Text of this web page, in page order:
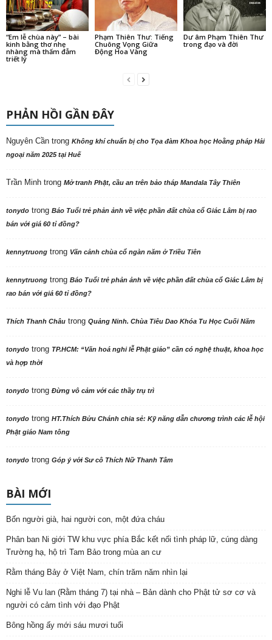
“Em lễ chùa này” – bài
kinh bằng thơ nhẹ
nhàng mà thấm đẫm
triết lý
Phạm Thiên Thư: Tiếng
Chuông Vọng Giữa
Động Hoa Vàng
Dư âm Phạm Thiên Thư
trong đạo và đời
PHẢN HỒI GẦN ĐÂY
Nguyên Cần trong Không khí chuẩn bị cho Tọa đàm Khoa học Hoằng pháp Hải
ngoại năm 2025 tại Huế
Trần Minh trong Mở tranh Phật, cầu an trên bảo tháp Mandala Tây Thiên
tonydo trong Báo Tuổi trẻ phản ảnh về việc phần đất chùa cổ Giác Lâm bị rao
bán với giá 60 tỉ đồng?
kennytruong trong Vãn cảnh chùa cổ ngàn năm ở Triều Tiên
kennytruong trong Báo Tuổi trẻ phản ảnh về việc phần đất chùa cổ Giác Lâm bị
rao bán với giá 60 tỉ đồng?
Thích Thanh Châu trong Quảng Ninh. Chùa Tiêu Dao Khóa Tu Học Cuối Năm
tonydo trong TP.HCM: “Văn hoá nghi lễ Phật giáo” cần có nghệ thuật, khoa học
và hợp thời
tonydo trong Đừng vô cảm với các thầy trụ trì
tonydo trong HT.Thích Bửu Chánh chia sẻ: Kỹ năng dẫn chương trình các lễ hội
Phật giáo Nam tông
tonydo trong Góp ý với Sư cô Thích Nữ Thanh Tâm
BÀI MỚI
Bốn người già, hai người con, một đứa cháu
Phân ban Ni giới TW khu vực phía Bắc kết nối tình pháp lữ, cúng dàng
Trường hạ, hộ trì Tam Bảo trong mùa an cư
Rằm tháng Bảy ở Việt Nam, chín trăm năm nhìn lại
Nghi lễ Vu lan (Rằm tháng 7) tại nhà – Bản dành cho Phật tử sơ cơ và
người có cảm tình với đạo Phật
Bông hồng ấy mới sáu mươi tuổi